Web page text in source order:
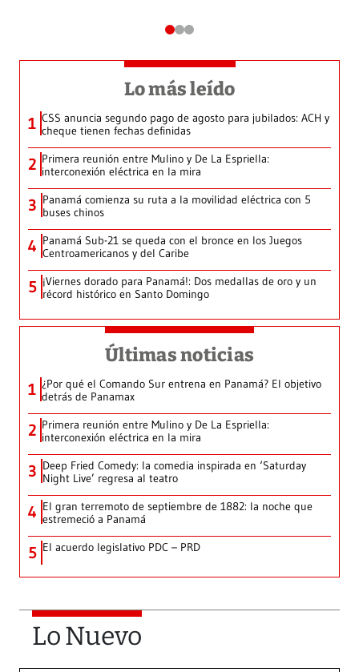
Lo más leído
1 CSS anuncia segundo pago de agosto para jubilados: ACH y
cheque tienen fechas definidas
2 Primera reunión entre Mulino y De La Espriella:
interconexión eléctrica en la mira
3 Panamá comienza su ruta a la movilidad eléctrica con 5
buses chinos
4 Panamá Sub-21 se queda con el bronce en los Juegos
Centroamericanos y del Caribe
5 ¡Viernes dorado para Panamá!: Dos medallas de oro y un
récord histórico en Santo Domingo
Últimas noticias
1 ¿Por qué el Comando Sur entrena en Panamá? El objetivo
detrás de Panamax
2 Primera reunión entre Mulino y De La Espriella:
interconexión eléctrica en la mira
3 Deep Fried Comedy: la comedia inspirada en ‘Saturday
Night Live’ regresa al teatro
4 El gran terremoto de septiembre de 1882: la noche que
estremeció a Panamá
5 El acuerdo legislativo PDC – PRD
Lo Nuevo